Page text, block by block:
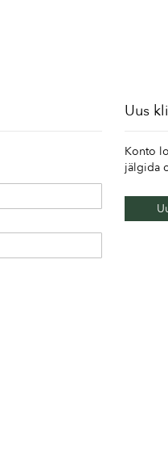
Uus
Konto
jälgida